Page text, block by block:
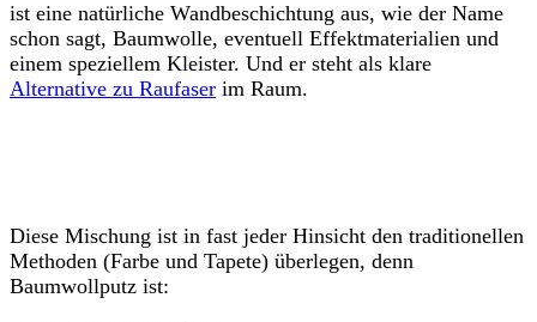
ist eine natürliche Wandbeschichtung aus, wie der Name
schon sagt, Baumwolle, eventuell Effektmaterialien und
einem speziellem Kleister. Und er steht als klare
Alternative zu Raufaser im Raum.
Diese Mischung ist in fast jeder Hinsicht den traditionellen
Methoden (Farbe und Tapete) überlegen, denn
Baumwollputz ist: